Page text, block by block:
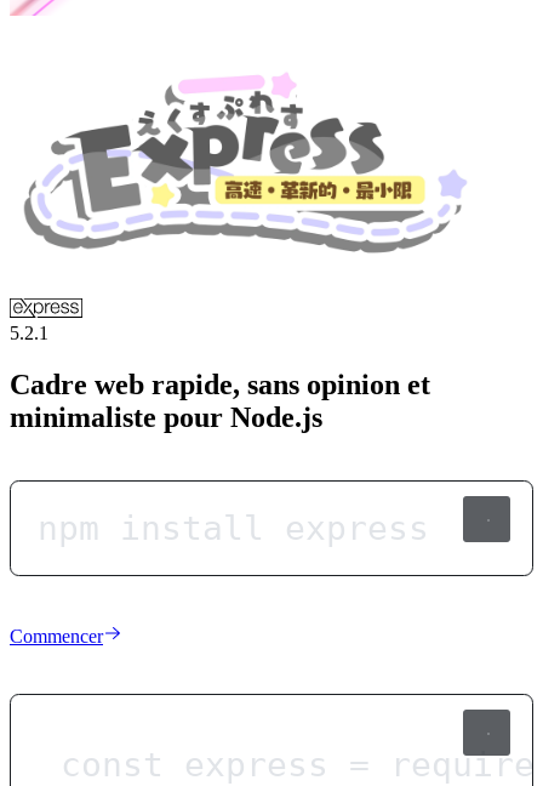
5.2.1
Cadre web rapide, sans opinion et
minimaliste pour Node.js
npm install express
Commencer
const express = require